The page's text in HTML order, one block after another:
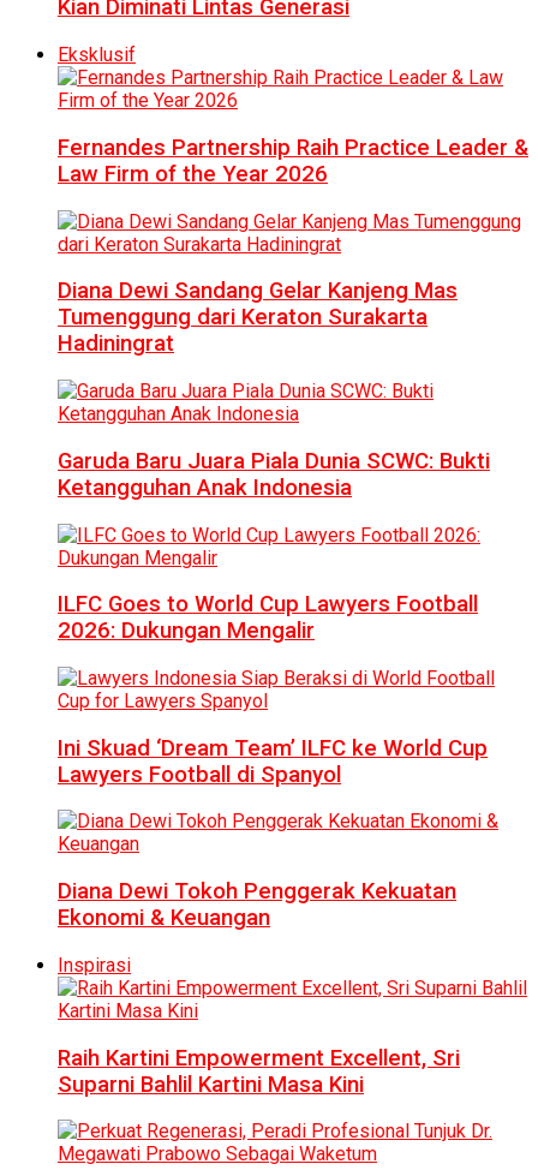
Kian Diminati Lintas Generasi
Eksklusif
Fernandes Partnership Raih Practice Leader &
Law Firm of the Year 2026
Diana Dewi Sandang Gelar Kanjeng Mas
Tumenggung dari Keraton Surakarta
Hadiningrat
Garuda Baru Juara Piala Dunia SCWC: Bukti
Ketangguhan Anak Indonesia
ILFC Goes to World Cup Lawyers Football
2026: Dukungan Mengalir
Ini Skuad ‘Dream Team’ ILFC ke World Cup
Lawyers Football di Spanyol
Diana Dewi Tokoh Penggerak Kekuatan
Ekonomi & Keuangan
Inspirasi
Raih Kartini Empowerment Excellent, Sri
Suparni Bahlil Kartini Masa Kini